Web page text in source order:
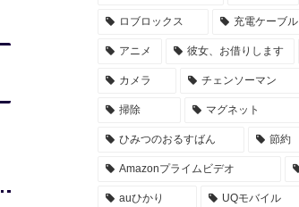
ロブロックス 充電ケーブル
アニメ 彼女、お借りします
カメラ チェンソーマン
掃除 マグネット
ひみつのおるすばん 節約
Amazonプライムビデオ
auひかり UQモバイル